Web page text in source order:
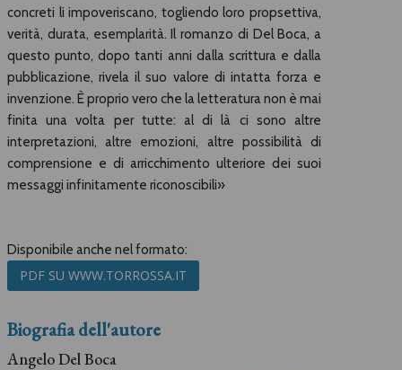
concreti li impoveriscano, togliendo loro propsettiva,
verità, durata, esemplarità. Il romanzo di Del Boca, a
questo punto, dopo tanti anni dalla scrittura e dalla
pubblicazione, rivela il suo valore di intatta forza e
invenzione. È proprio vero che la letteratura non è mai
finita una volta per tutte: al di là ci sono altre
interpretazioni, altre emozioni, altre possibilità di
comprensione e di arricchimento ulteriore dei suoi
messaggi infinitamente riconoscibili»
Disponibile anche nel formato:
PDF SU WWW.TORROSSA.IT
Biografia dell'autore
Angelo Del Boca